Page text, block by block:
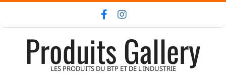
Produits Gallery
LES PRODUITS DU BTP ET DE L'INDUSTRIE